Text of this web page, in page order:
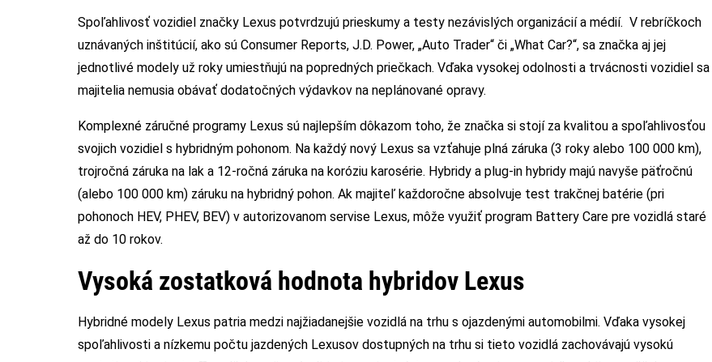
Spoľahlivosť vozidiel značky Lexus potvrdzujú prieskumy a testy nezávislých organizácií a médií. V rebríčkoch
uznávaných inštitúcií, ako sú Consumer Reports, J.D. Power, „Auto Trader“ či „What Car?“, sa značka aj jej
jednotlivé modely už roky umiestňujú na popredných priečkach. Vďaka vysokej odolnosti a trvácnosti vozidiel sa
majitelia nemusia obávať dodatočných výdavkov na neplánované opravy.
Komplexné záručné programy Lexus sú najlepším dôkazom toho, že značka si stojí za kvalitou a spoľahlivosťou
svojich vozidiel s hybridným pohonom. Na každý nový Lexus sa vzťahuje plná záruka (3 roky alebo 100 000 km),
trojročná záruka na lak a 12-ročná záruka na koróziu karosérie. Hybridy a plug-in hybridy majú navyše päťročnú
(alebo 100 000 km) záruku na hybridný pohon. Ak majiteľ každoročne absolvuje test trakčnej batérie (pri
pohonoch HEV, PHEV, BEV) v autorizovanom servise Lexus, môže využiť program Battery Care pre vozidlá staré
až do 10 rokov.
Vysoká zostatková hodnota hybridov Lexus
Hybridné modely Lexus patria medzi najžiadanejšie vozidlá na trhu s ojazdenými automobilmi. Vďaka vysokej
spoľahlivosti a nízkemu počtu jazdených Lexusov dostupných na trhu si tieto vozidlá zachovávajú vysokú